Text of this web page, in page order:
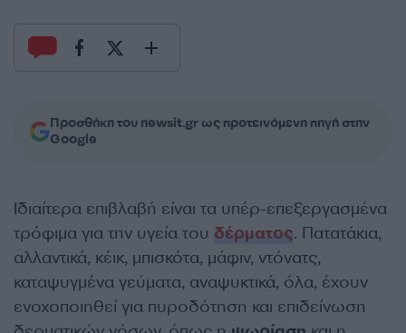
Προσθήκη του newsit.gr ως προτεινόμενη πηγή στην
Google
Ιδιαίτερα επιβλαβή είναι τα υπέρ-επεξεργασμένα
τρόφιμα για την υγεία του δέρματος. Πατατάκια,
αλλαντικά, κέικ, μπισκότα, μάφιν, ντόνατς,
καταψυγμένα γεύματα, αναψυκτικά, όλα, έχουν
ενοχοποιηθεί για πυροδότηση και επιδείνωση